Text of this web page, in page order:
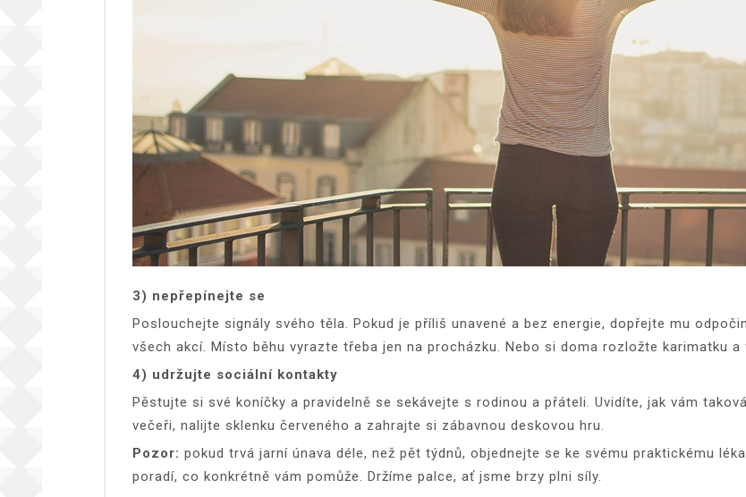
3) nepřepínejte se
Poslouchejte signály svého těla. Pokud je příliš unavené a bez energie, dopřejte mu
všech akcí. Místo běhu vyrazte třeba jen na procházku. Nebo si doma rozložte karimatku
4) udržujte sociální kontakty
Pěstujte si své koníčky a pravidelně se sekávejte s rodinou a přáteli. Uvidíte, jak vám
večeři, nalijte sklenku červeného a zahrajte si zábavnou deskovou hru.
Pozor: pokud trvá jarní únava déle, než pět týdnů, objednejte se ke svému praktickému
poradí, co konkrétně vám pomůže. Držíme palce, ať jsme brzy plni síly.